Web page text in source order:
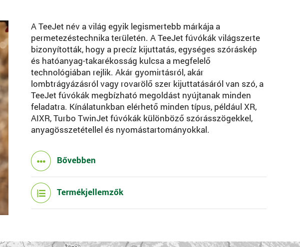
A TeeJet név a világ egyik legismertebb márkája a
permetezéstechnika területén. A TeeJet fúvókák világszerte
bizonyították, hogy a precíz kijuttatás, egységes szóráskép
és hatóanyag-takarékosság kulcsa a megfelelő
technológiában rejlik. Akár gyomirtásról, akár
lombtrágyázásról vagy rovarölő szer kijuttatásáról van szó, a
TeeJet fúvókák megbízható megoldást nyújtanak minden
feladatra. Kínálatunkban elérhető minden típus, például XR,
AIXR, Turbo TwinJet fúvókák különböző szórásszögekkel,
anyagösszetétellel és nyomástartományokkal.
Bővebben
Termékjellemzők